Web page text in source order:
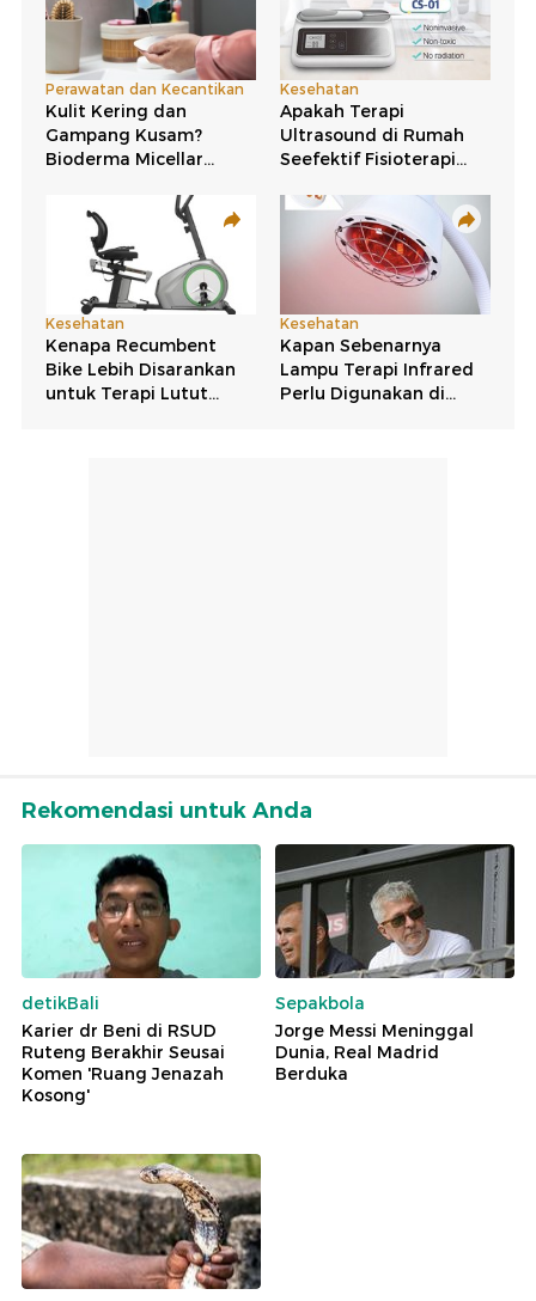
Rekomendasi untuk Anda
detikBali
Karier dr Beni di RSUD
Ruteng Berakhir Seusai
Komen 'Ruang Jenazah
Kosong'
Sepakbola
Jorge Messi Meninggal
Dunia, Real Madrid
Berduka